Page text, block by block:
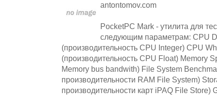
antontomov.com
PocketPC Mark - утилита для
следующим параметрам: CPU
(производительность CPU Integer) CPU
(производительность CPU Float) Memory
Memory bus bandwith) File System
производительности RAM File System)
производительности карт iPAQ File Store)